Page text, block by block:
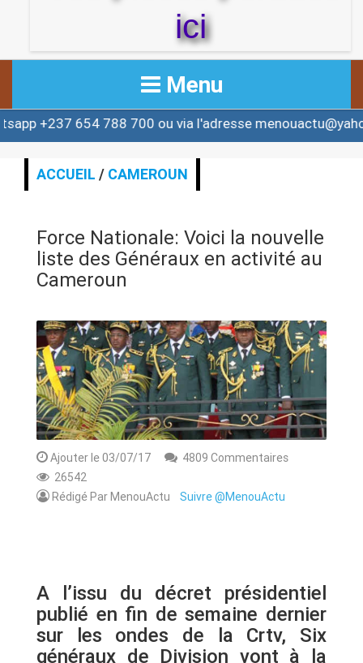
ici
Menu
ACCUEIL
ACTUALITE
ALERTE
ANNONCE
ART & CULTURE & TRADITION
ASSAINISSEMENT
BREAKING-NEWS
CAMEROUN
654 788 700 ou via l'adresse menouactu@yahoo.com
ACCUEIL / CAMEROUN
Force Nationale: Voici la nouvelle
liste des Généraux en activité au
Cameroun
Ajouter le 03/07/17
4809 Commentaires
26542
Rédigé Par MenouActu Suivre @MenouActu
A l’issu du décret présidentiel
publié en fin de semaine dernier
sur les ondes de la Crtv, Six
généraux de Division vont à la